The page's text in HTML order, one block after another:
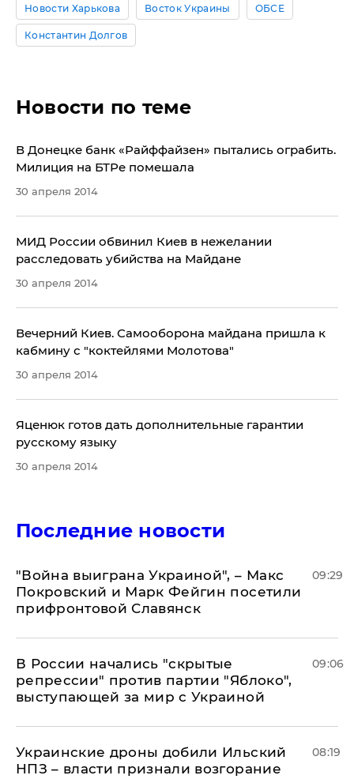
Новости Харькова Восток Украины ОБСЕ
Константин Долгов
Новости по теме
​В Донецке банк «Райффайзен» пытались ограбить.
Милиция на БТРе помешала
30 апреля 2014
МИД России обвинил Киев в нежелании
расследовать убийства на Майдане
30 апреля 2014
Вечерний Киев. Самооборона майдана пришла к
кабмину с "коктейлями Молотова"
30 апреля 2014
​Яценюк готов дать дополнительные гарантии
русскому языку
30 апреля 2014
Последние новости
"Война выиграна Украиной", – Макс
Покровский и Марк Фейгин посетили
прифронтовой Славянск
09:29
В России начались "скрытые
репрессии" против партии "Яблоко",
выступающей за мир с Украиной
09:06
Украинские дроны добили Ильский
НПЗ – власти признали возгорание
08:19